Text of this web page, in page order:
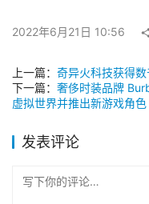
2022年6月21日 10:56
上一篇： 奇异火科技获得
下一篇： 奢侈时装品牌
虚拟世界并推出新游戏角色
发表评论